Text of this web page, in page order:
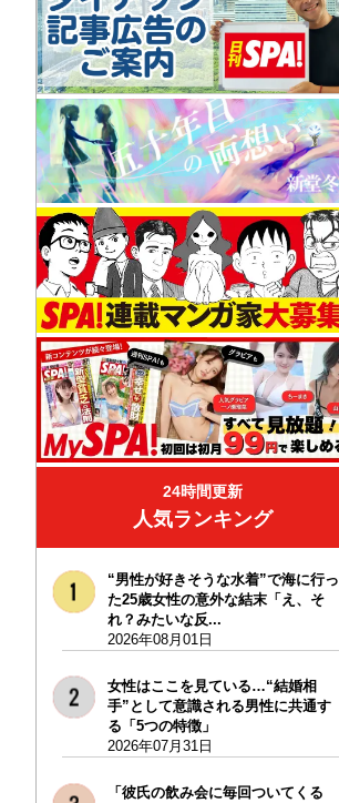
24時間更新
人気ランキング
“男性が好きそうな水着”で海に行っ
た25歳女性の意外な結末「え、そ
れ？みたいな反...
2026年08月01日
女性はここを見ている…“結婚相
手”として意識される男性に共通す
る「5つの特徴」
2026年07月31日
「彼氏の飲み会に毎回ついてくる